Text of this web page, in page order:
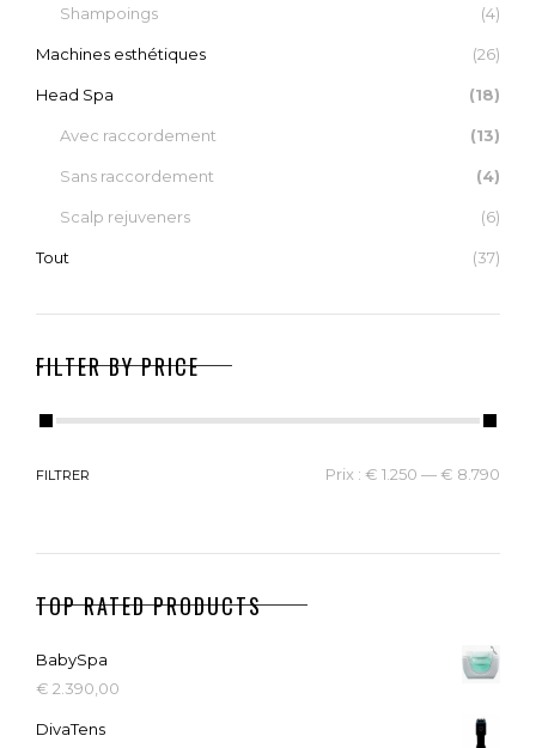
Shampoings (4)
Machines esthétiques (26)
Head Spa (18)
Avec raccordement (13)
Sans raccordement (4)
Scalp rejuveners (6)
Tout (37)
FILTER BY PRICE
FILTRER Prix : € 1.250 — € 8.790
TOP RATED PRODUCTS
BabySpa
€ 2.390,00
DivaTens